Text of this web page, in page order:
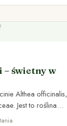
– świetny w
Althea officinalis,
Jest to roślina
do…